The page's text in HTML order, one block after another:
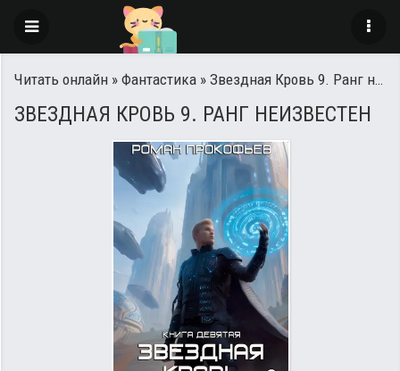
Читать онлайн » Фантастика » Звездная Кровь 9. Ранг неизвестен
ЗВЕЗДНАЯ КРОВЬ 9. РАНГ НЕИЗВЕСТЕН